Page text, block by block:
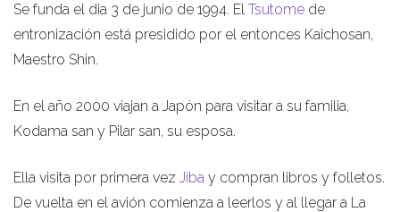
Se funda el dia 3 de junio de 1994. El Tsutome de
entronización está presidido por el entonces Kaichosan,
Maestro Shin.
En el año 2000 viajan a Japón para visitar a su familia,
Kodama san y Pilar san, su esposa.
Ella visita por primera vez Jiba y compran libros y folletos.
De vuelta en el avión comienza a leerlos y al llegar a La